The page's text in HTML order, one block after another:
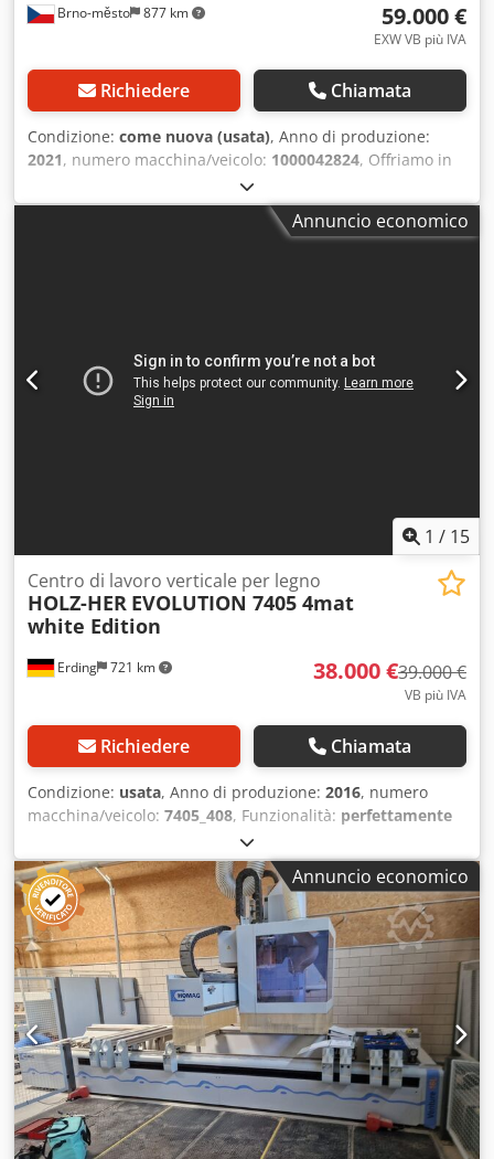
Brno-město 877 km 59.000 €
EXW VB più IVA
Richiedere Chiamata
Condizione: come nuova (usata), Anno di produzione:
2021, numero macchina/veicolo: 1000042824, Offriamo in
vendita una macchina Biesse BREMA EKO 2.2 in ottime
condizioni, risalente al 2021. La macchina include il
cambio degli utensili, due gruppi di lavoro e l'attrezzatura
Annuncio economico
1 / 15
Erding 721 km
Centro di lavoro verticale per legno
HOLZ-HER EVOLUTION 7405 4mat
white Edition
38.000 €39.000 €
VB più IVA
Richiedere Chiamata
Condizione: usata, Anno di produzione: 2016, numero
macchina/veicolo: 7405_408, Funzionalità: perfettamente
, ore di funzionamento:
Evolution 7405 White Edition, centro di lavorazione CNC In
vendita, una HOLZ-HER Evolution 7405 White Edition, anno
di costruzione 2016, in ottime condizioni. La macchina è in
perfette condizioni sia dal punto di vista tecnico che
estetico e può essere dimostrata in funzione.
Particolarmente degne di nota sono le ore di lavorazione
eccezionalmente basse, pari a sole 788 ore di
avanzamento attivo. La macchina è stata sottoposta a
manutenzione professionale e completamente ricalibrata
dal produttore nel 2021. Da allora, è stata utilizzata solo
sporadicamente e, di conseguenza, funziona in modo
fluido, preciso e affidabile. Dati tecnici Produttore: HOLZ-
HER Dwsdpfxoy Sicxs Aihea Modello: Evolution 7405 White
Annuncio economico